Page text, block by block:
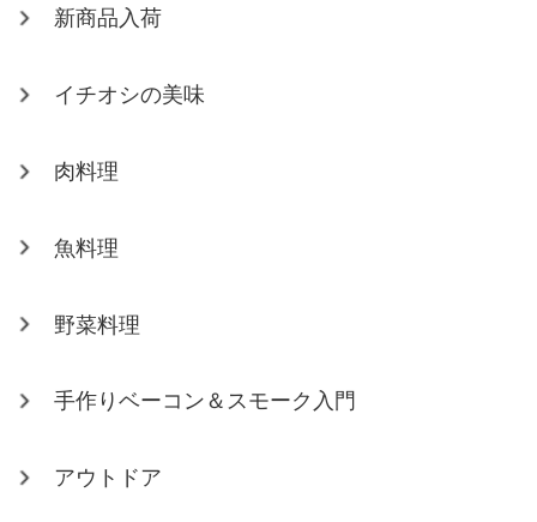
新商品入荷
イチオシの美味
肉料理
魚料理
野菜料理
手作りベーコン＆スモーク入門
アウトドア